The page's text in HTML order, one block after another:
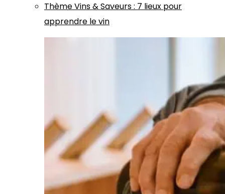
ThèmeVins & Saveurs: 7 lieux pour
apprendre le vin